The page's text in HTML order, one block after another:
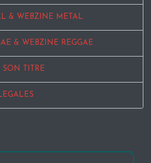
& WEBZINE METAL
& WEBZINE REGGAE
SON TITRE